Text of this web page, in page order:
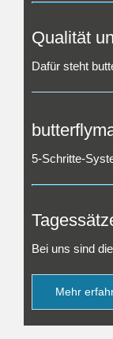
Qualität
Dafür steht
5-Schritte-
Bei uns sind
Mehr